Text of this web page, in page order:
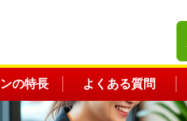
の特長 よくある質問